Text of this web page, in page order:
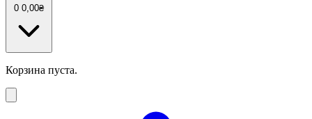
0 0 ,00₴
Корзина пуста.